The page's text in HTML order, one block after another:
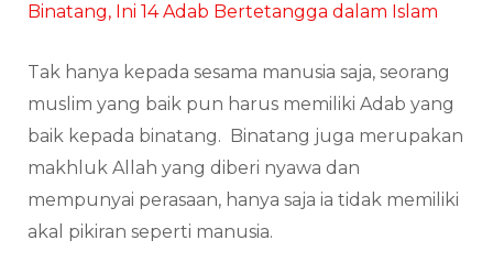
Binatang, Ini 14 Adab Bertetangga dalam Islam
Tak hanya kepada sesama manusia saja, seorang
muslim yang baik pun harus memiliki Adab yang
baik kepada binatang. Binatang juga merupakan
makhluk Allah yang diberi nyawa dan
mempunyai perasaan, hanya saja ia tidak memiliki
akal pikiran seperti manusia.